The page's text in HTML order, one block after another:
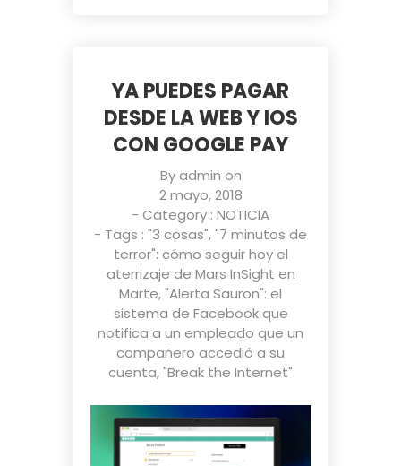
YA PUEDES PAGAR
DESDE LA WEB Y IOS
CON GOOGLE PAY
Byadmin on
2 mayo, 2018
- Category : NOTICIA
- Tags : "3 cosas","7 minutos de
terror": cómo seguir hoy el
aterrizaje de Mars InSight en
Marte,"Alerta Sauron": el
sistema de Facebook que
notifica a un empleado que un
compañero accedió a su
cuenta,"Break the Internet"